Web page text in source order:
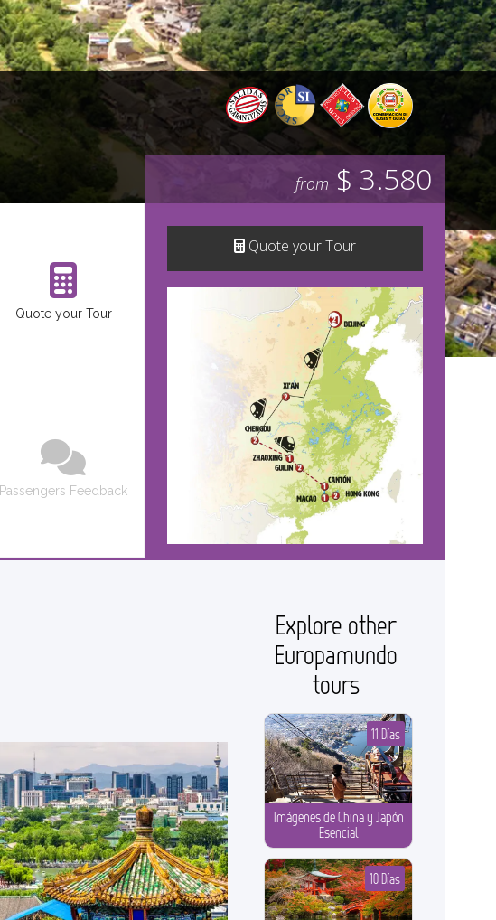
Quote your Tour
Passengers Feedback
from $ 3.580
Quote your Tour
Explore other
Europamundo
tours
Imágenes de China y Japón
Esencial
11 Días
10 Días